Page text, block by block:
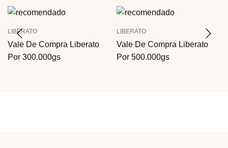
LIBERATO
Vale De Compra Liberato
Por 300.000gs
LIBERATO
Vale De Compra Liberato
Por 500.000gs